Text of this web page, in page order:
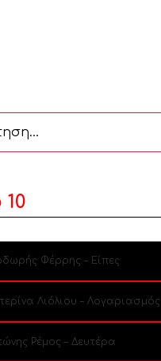
10
Φέρρης – Είπες
Λιόλιου – Λογαριασμός
Ρέμος – Δευτέρα